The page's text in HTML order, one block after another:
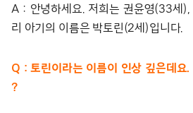
A : 안녕하세요. 저희는 권윤영(33세
리 아기의 이름은 박토린(2세)입니다.
Q : 토린이라는 이름이 인상 깊은데요
?